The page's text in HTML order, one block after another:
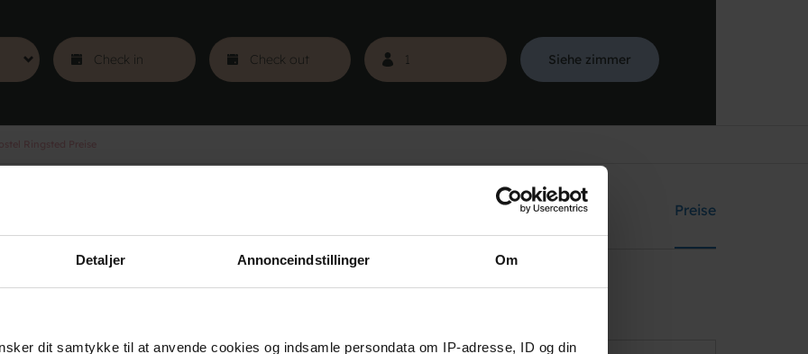
Detaljer Annonceindstillinger Om
dit samtykke til at anvende cookies og indsamle persondata om IP-adresse, ID og din
Siehe zimmer
Einrichtungen Preise